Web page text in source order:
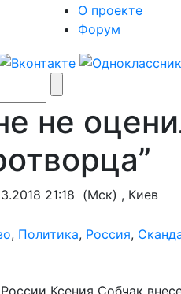
О проекте
Форум
не
21:18 (Мск) , Киев
, Политика, Россия,
Ксения Собчак